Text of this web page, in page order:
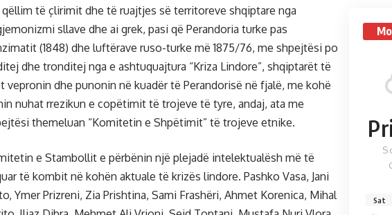
të çlirimit dhe të ruajtjes së territoreve shqiptare nga
sllave dhe ai grek, pasi që Perandoria turke pas
(1848) dhe luftërave ruso-turke më 1875/76, me shpejtësi po
dhe tronditej nga e ashtuquajtura “Kriza Lindore”, shqiptarët të
vepronin dhe punonin në kuadër të Perandorisë në fjalë, me kohë
nuhat rrezikun e copëtimit të trojeve të tyre, andaj, ata me
themeluan “Komitetin e Shpëtimit” të trojeve etnike.
e Stambollit e përbënin një plejadë intelektualësh më të
të kombit në kohën aktuale të krizës lindore. Pashko Vasa, Jani
Ymer Prizreni, Zia Prishtina, Sami Frashëri, Ahmet Korenica, Mihal
Sat